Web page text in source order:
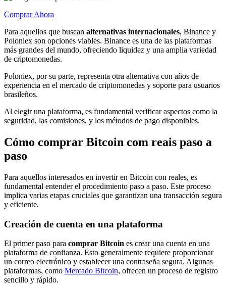
Comprar Ahora
Para aquellos que buscan alternativas internacionales, Binance y
Poloniex son opciones viables. Binance es una de las plataformas
más grandes del mundo, ofreciendo liquidez y una amplia variedad
de criptomonedas.
Poloniex, por su parte, representa otra alternativa con años de
experiencia en el mercado de criptomonedas y soporte para usuarios
brasileños.
Al elegir una plataforma, es fundamental verificar aspectos como la
seguridad, las comisiones, y los métodos de pago disponibles.
Cómo comprar Bitcoin com reais paso a
paso
Para aquellos interesados en invertir en Bitcoin con reales, es
fundamental entender el procedimiento paso a paso. Este proceso
implica varias etapas cruciales que garantizan una transacción segura
y eficiente.
Creación de cuenta en una plataforma
El primer paso para comprar Bitcoin es crear una cuenta en una
plataforma de confianza. Esto generalmente requiere proporcionar
un correo electrónico y establecer una contraseña segura. Algunas
plataformas, como Mercado Bitcoin, ofrecen un proceso de registro
sencillo y rápido.